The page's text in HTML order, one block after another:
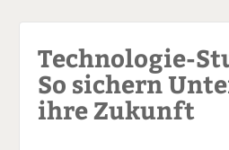
Technologie-
So sichern
ihre Zukunft